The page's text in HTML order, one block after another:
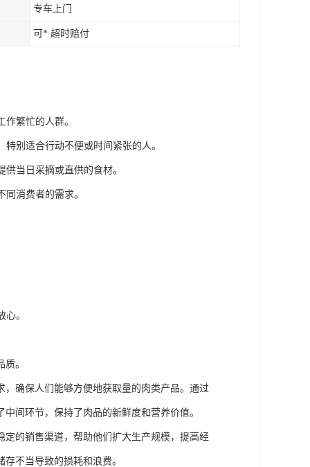
专车上门
可* 超时赔付
繁忙的人群。
别适合行动不便或时间紧张的人。
当日采摘或直供的食材。
消费者的需求。
。
。
确保人们能够方便地获取量的肉类产品。通过
间环节，保持了肉品的新鲜度和营养价值。
的销售渠道，帮助他们扩大生产规模，提高经
不当导致的损耗和浪费。